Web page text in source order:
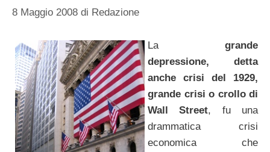
8 Maggio 2008 di Redazione
La grande
depressione, detta
anche crisi del 1929,
grande crisi o crollo di
Wall Street, fu una
drammatica crisi
economica che